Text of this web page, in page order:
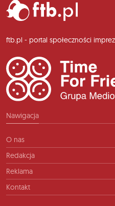
ftb.pl - portal społeczności
Nawigacja
O nas
Redakcja
Reklama
Kontakt